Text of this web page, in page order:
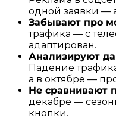
одной заявки — а
Забывают про
трафика — с
адаптирован.
Анализируют
Падение
а в октябре —
Не сравнивают
декабре —
кнопки.